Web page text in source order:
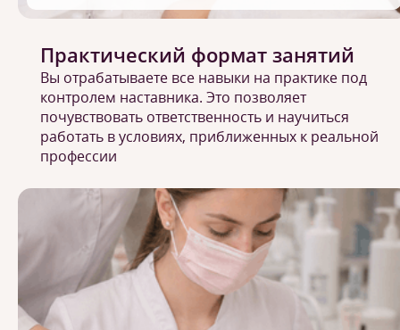
Практический формат занятий
Вы отрабатываете все навыки на практике под
контролем наставника. Это позволяет
почувствовать ответственность и научиться
работать в условиях, приближенных к реальной
профессии